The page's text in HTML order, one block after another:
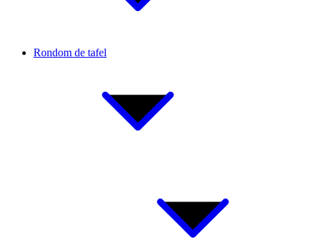
Rondom de tafel